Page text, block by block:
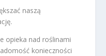
naszą
opieka nad roślinami
konieczności